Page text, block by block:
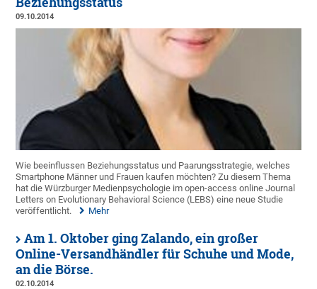
09.10.2014
Wie beeinflussen Beziehungsstatus und Paarungsstrategie, welches
Smartphone Männer und Frauen kaufen möchten? Zu diesem Thema
hat die Würzburger Medienpsychologie im open-access online Journal
Letters on Evolutionary Behavioral Science (LEBS) eine neue Studie
veröffentlicht.
Mehr
Am 1. Oktober ging Zalando, ein großer
Online-Versandhändler für Schuhe und Mode,
an die Börse.
02.10.2014